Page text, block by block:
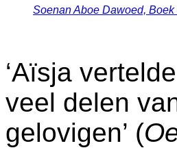
Soenan Aboe Dawoed,
‘Aïsja
veel delen
gelovigen’ (